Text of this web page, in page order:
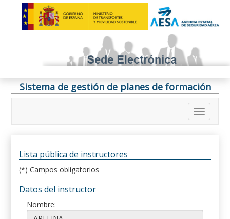
Sistema de gestión de planes de formación
Lista pública de instructores
(*) Campos obligatorios
Datos del instructor
Nombre: